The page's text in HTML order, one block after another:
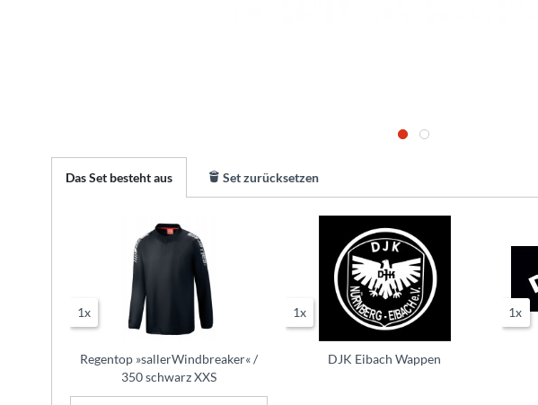
Das Set besteht aus Set zurücksetzen
1x
Regentop »sallerWindbreaker« /
350 schwarz XXS
1x
DJK Eibach Wappen
1x